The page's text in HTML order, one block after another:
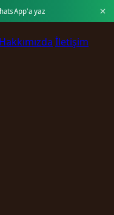
yaz
Hakkımızda İletişim